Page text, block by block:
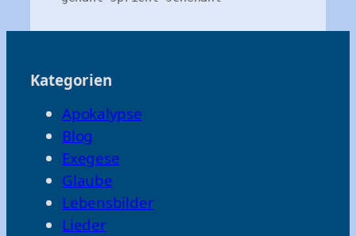
Kategorien
Apokalypse
Blog
Exegese
Glaube
Lebensbilder
Lieder